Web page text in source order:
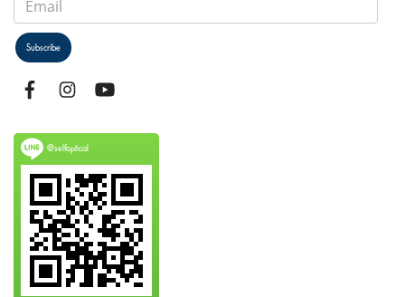
Subscribe
@selfoptical